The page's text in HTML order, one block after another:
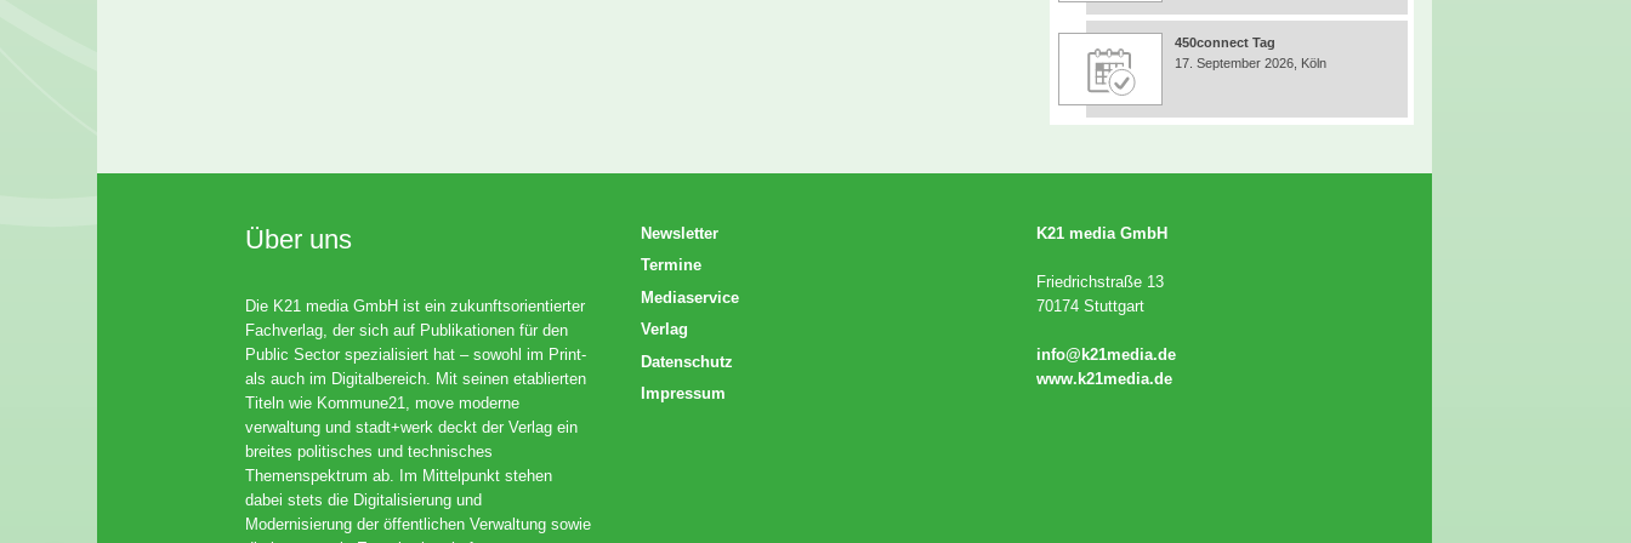
450connect Tag
17. September 2026, Köln
Über uns
Die K21 media GmbH ist ein zukunftsorientierter
Fachverlag, der sich auf Publikationen für den
Public Sector spezialisiert hat – sowohl im Print-
als auch im Digitalbereich. Mit seinen etablierten
Titeln wie Kommune21, move moderne
verwaltung und stadt+werk deckt der Verlag ein
breites politisches und technisches
Themenspektrum ab. Im Mittelpunkt stehen
dabei stets die Digitalisierung und
Modernisierung der öffentlichen Verwaltung sowie
Newsletter
Termine
Mediaservice
Verlag
Datenschutz
Impressum
K21 media GmbH
Friedrichstraße 13
70174 Stuttgart
info@k21media.de
www.k21media.de